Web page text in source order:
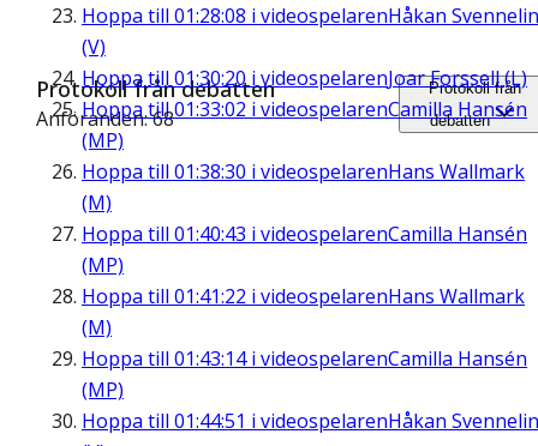
Hoppa till 01:28:08 i videospelarenHåkan
(V)
Hoppa till 01:30:20 i videospelarenJoar Forssell (L)
Hoppa till01:33:02 i videospelarenCamilla Hansén
(MP)
Hoppa till 01:38:30 i videospelarenHans Wallmark
(M)
Hoppa till 01:40:43 i videospelarenCamilla Hansén
(MP)
Hoppa till 01:41:22 i videospelarenHans Wallmark
(M)
Hoppa till 01:43:14i videospelarenCamilla Hansén
(MP)
Hoppa till 01:44:51 i videospelarenHåkan
Protokoll från debatten
Anföranden: 68
Protokoll från
debatten